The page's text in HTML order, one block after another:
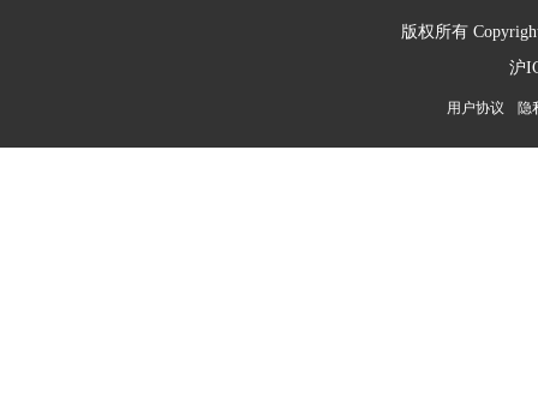
版权所有
沪
用户协议 隐